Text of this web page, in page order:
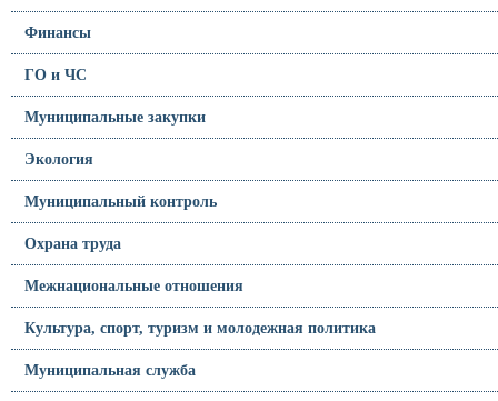
Финансы
ГО и ЧС
Муниципальные закупки
Экология
Муниципальный контроль
Охрана труда
Межнациональные отношения
Культура, спорт, туризм и молодежная политика
Муниципальная служба